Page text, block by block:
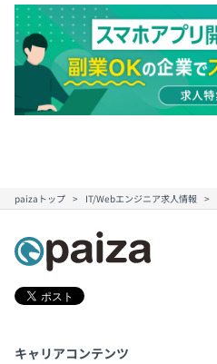
paizaトップ IT/Webエンジニア求人情報
キャリアコンテンツ